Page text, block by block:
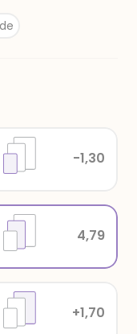
+1,70
4,79
-1,30